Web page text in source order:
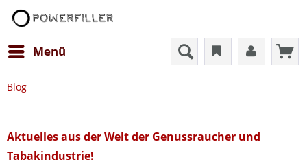
Menü
Blog
Aktuelles aus der Welt der Genussraucher und
Tabakindustrie!